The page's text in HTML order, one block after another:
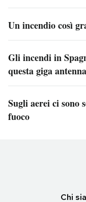
Un incendio così
Gli incendi in
questa giga antenna
Sugli aerei ci sono
fuoco
Chi